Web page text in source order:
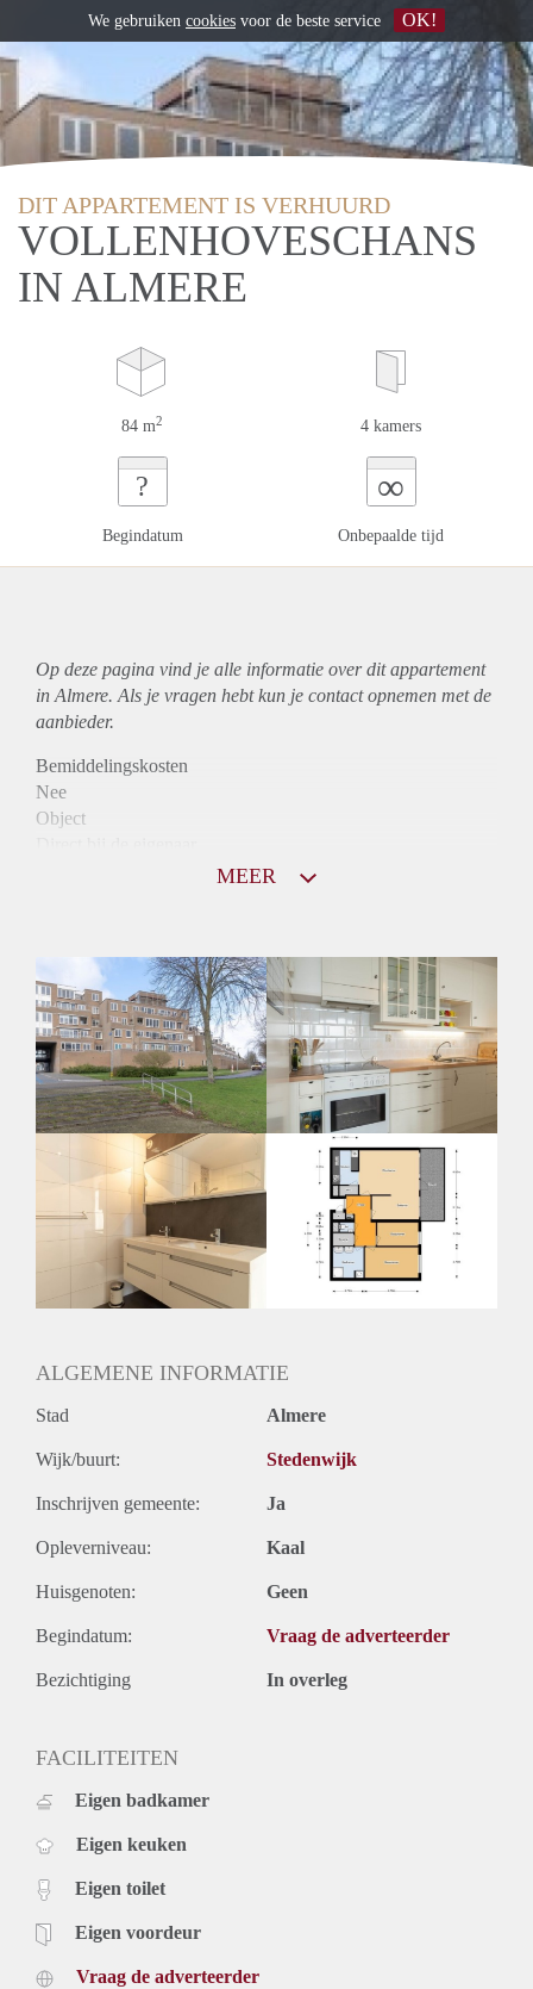
DIT APPARTEMENT IS VERHUURD
VOLLENHOVESCHANS
IN ALMERE
84 m2 4 kamers
?
Begindatum
∞
Onbepaalde tijd
Op deze pagina vind je alle informatie over ditappartement
in Almere. Als je vragen hebt kun je contact opnemen met de
aanbieder.
Bemiddelingskosten
Nee
Object
Huurtoeslag
Niet mogelijk
Inkomen eis
2,9 X Maandhuur Bruto
Huurtermijn
Onbepaalde termijn
Oplevering
Kaal
MEER
ALGEMENE INFORMATIE
Stad Almere
Wijk/buurt: Stedenwijk
Inschrijven gemeente: Ja
Opleverniveau: Kaal
Huisgenoten: Geen
Begindatum: Vraag de adverteerder
Bezichtiging In overleg
FACILITEITEN
Eigen badkamer
Eigen keuken
Eigen toilet
Eigen voordeur
Vraag de adverteerder
We gebruiken cookies voor de beste service OK!